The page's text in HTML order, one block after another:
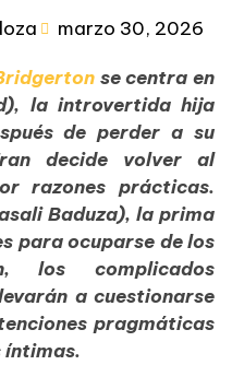
marzo 30, 2026
se centra en
la introvertida hija
de perder a su
decide volver al
razones prácticas.
Baduza), la prima
para ocuparse de los
los complicados
a cuestionarse
pragmáticas
íntimas.